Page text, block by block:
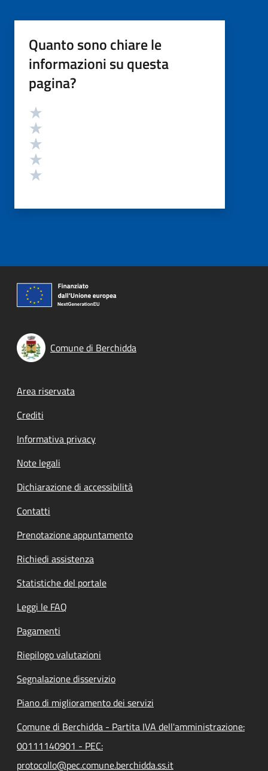
Quanto sono chiare le
informazioni su questa
pagina?
Valutazione
Comune di Berchidda
Footer menu
Area riservata
Crediti
Informativa privacy
Note legali
Dichiarazione di accessibilità
Contatti
Prenotazione appuntamento
Richiedi assistenza
Statistiche del portale
Leggi le FAQ
Pagamenti
Riepilogo valutazioni
Segnalazione disservizio
Piano di miglioramento dei servizi
Comune di Berchidda - Partita IVA dell'amministrazione:
00111140901 - PEC:
protocollo@pec.comune.berchidda.ss.it